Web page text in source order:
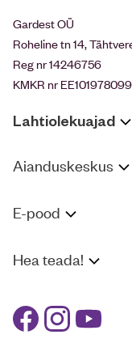
Gardest OÜ
Roheline tn 14,
Reg nr 14246756
KMKR nr EE101978099
Lahtiolekuajad
Aianduskeskus
E-pood
Hea teada!